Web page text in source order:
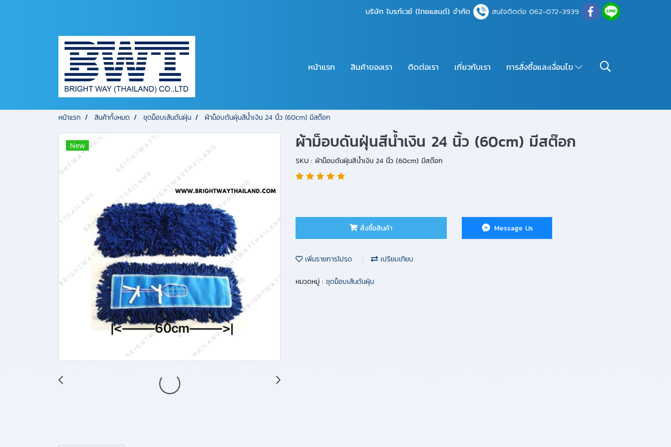
บริษัท ไบรท์เวย์ (ไทยแลนด์) จำกัด สนใจติดต่อ 062-072-3939
หน้าแรก สินค้าของเรา ติดต่อเรา เกี่ยวกับเรา การสั่งซื้อและเงื่อนไข
หน้าแรก สินค้าทั้งหมด ชุดม็อบเส้นดันฝุ่น ผ้าม็อบดันฝุ่นสีน้ำเงิน 24 นิ้ว (60cm) มีสต๊อก
New ผ้าม็อบดันฝุ่นสีน้ำเงิน 24 นิ้ว (60cm) มีสต๊อก
SKU : ผ้าม็อบดันฝุ่นสีน้ำเงิน 24 นิ้ว (60cm) มีสต๊อก
สั่งซื้อสินค้า Message Us
เพิ่มรายการโปรด เปรียบเทียบ
หมวดหมู่ : ชุดม็อบเส้นดันฝุ่น